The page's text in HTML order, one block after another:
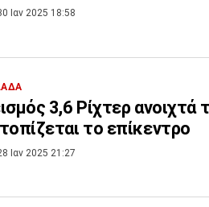
Ιαν 2025 18:58
3,6 Ρίχτερ ανοιχτά
το επίκεντρο
Ιαν 2025 21:27